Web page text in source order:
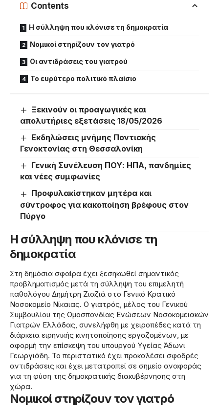
Contents
Η σύλληψη που κλόνισε τη δημοκρατία
Νομικοί στηρίζουν τον γιατρό
Οι αντιδράσεις του γιατρού
Το ευρύτερο πολιτικό πλαίσιο
Ξεκινούν οι προαγωγικές και
απολυτήριες εξετάσεις 18/05/2026
Εκδηλώσεις μνήμης Ποντιακής
Γενοκτονίας στη Θεσσαλονίκη
Γενική Συνέλευση ΠΟΥ: ΗΠΑ, πανδημίες
και νέες συμφωνίες
Προφυλακίστηκαν μητέρα και
σύντροφος για κακοποίηση βρέφους στον
Πύργο
Η σύλληψη που κλόνισε τη
δημοκρατία
Στη δημόσια σφαίρα έχει ξεσηκωθεί σημαντικός
προβληματισμός μετά τη σύλληψη του επιμελητή
παθολόγου Δημήτρη Ζιαζιά στο Γενικό Κρατικό
Νοσοκομείο Νίκαιας. Ο γιατρός, μέλος του Γενικού
Συμβουλίου της Ομοσπονδίας Ενώσεων Νοσοκομειακών
Γιατρών Ελλάδας, συνελήφθη με χειροπέδες κατά τη
διάρκεια ειρηνικής κινητοποίησης εργαζομένων, με
αφορμή την επίσκεψη του υπουργού Υγείας Άδωνι
Γεωργιάδη. Το περιστατικό έχει προκαλέσει σφοδρές
αντιδράσεις και έχει μετατραπεί σε σημείο αναφοράς
για τη φύση της δημοκρατικής διακυβέρνησης στη
χώρα.
Νομικοί στηρίζουν τον γιατρό